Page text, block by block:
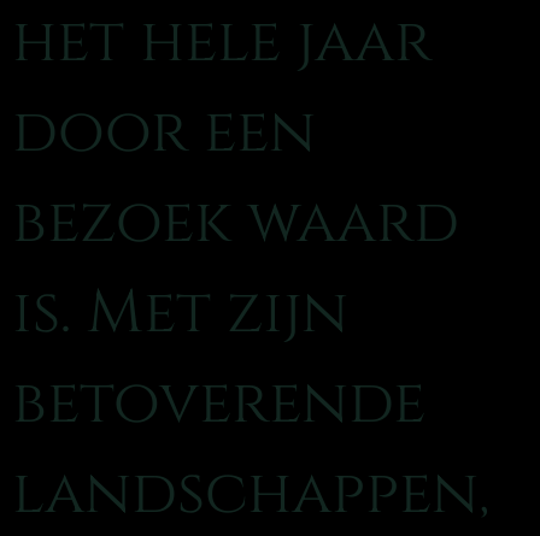
het hele jaar
door een
bezoek waard
is. Met zijn
betoverende
landschappen,